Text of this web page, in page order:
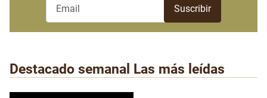
Destacado semanal Las más leídas